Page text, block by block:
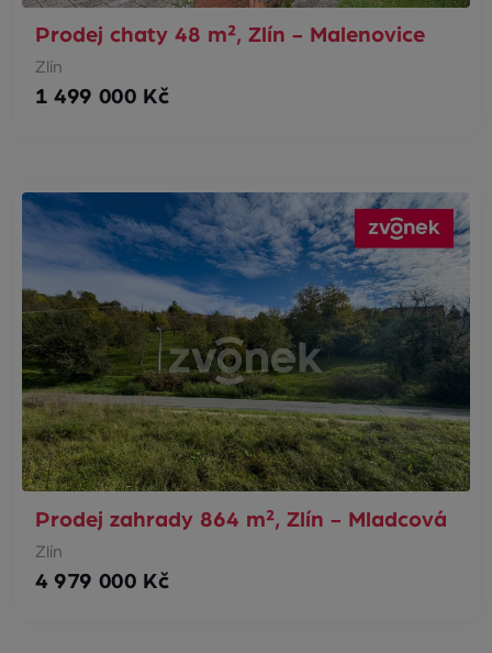
Prodej chaty 48 m², Zlín - Malenovice
Zlín
1 499 000 Kč
Prodej zahrady 864 m², Zlín - Mladcová
Zlín
4 979 000 Kč